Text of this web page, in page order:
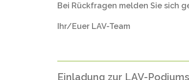
Bei Rückfragen melden Sie sich
Ihr/Euer LAV-Team
Einladung zur LAV-